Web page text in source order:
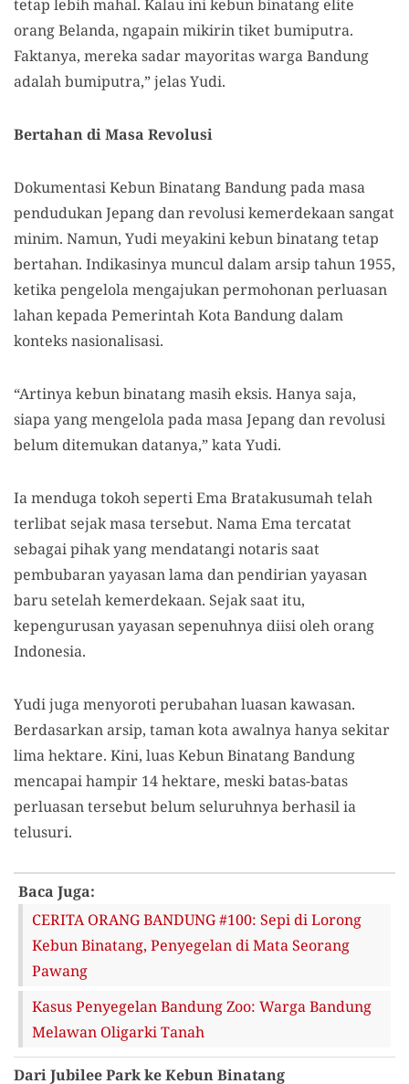
tetap lebih mahal. Kalau ini kebun binatang elite
orang Belanda, ngapain mikirin tiket bumiputra.
Faktanya, mereka sadar mayoritas warga Bandung
adalah bumiputra,” jelas Yudi.
Bertahan di Masa Revolusi
Dokumentasi Kebun Binatang Bandung pada masa
pendudukan Jepang dan revolusi kemerdekaan sangat
minim. Namun, Yudi meyakini kebun binatang tetap
bertahan. Indikasinya muncul dalam arsip tahun 1955,
ketika pengelola mengajukan permohonan perluasan
lahan kepada Pemerintah Kota Bandung dalam
konteks nasionalisasi.
“Artinya kebun binatang masih eksis. Hanya saja,
siapa yang mengelola pada masa Jepang dan revolusi
belum ditemukan datanya,” kata Yudi.
Ia menduga tokoh seperti Ema Bratakusumah telah
terlibat sejak masa tersebut. Nama Ema tercatat
sebagai pihak yang mendatangi notaris saat
pembubaran yayasan lama dan pendirian yayasan
baru setelah kemerdekaan. Sejak saat itu,
kepengurusan yayasan sepenuhnya diisi oleh orang
Indonesia.
Yudi juga menyoroti perubahan luasan kawasan.
Berdasarkan arsip, taman kota awalnya hanya sekitar
lima hektare. Kini, luas Kebun Binatang Bandung
mencapai hampir 14 hektare, meski batas-batas
perluasan tersebut belum seluruhnya berhasil ia
telusuri.
Baca Juga:
CERITA ORANG BANDUNG #100: Sepi di Lorong
Kebun Binatang, Penyegelan di Mata Seorang
Pawang
Kasus Penyegelan Bandung Zoo: Warga Bandung
Melawan Oligarki Tanah
Dari Jubilee Park ke Kebun Binatang